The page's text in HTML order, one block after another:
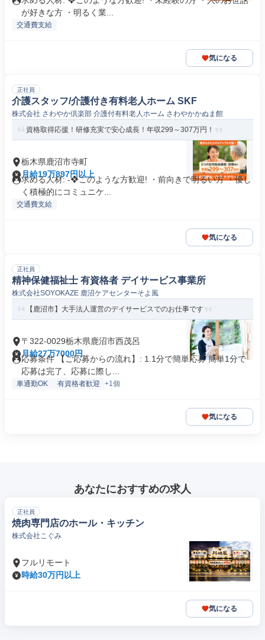
が好きな方 ・明るく業...
交通費支給
気になる
正社員
介護スタッフ/介護付き有料老人ホーム SKF
株式会社 さわやか倶楽部 介護付有料老人ホーム さわやかかぬま館
資格取得応援！研修充実で安心成長！年収299～307万円！
栃木県鹿沼市寺町
月給19万897円以上
求める人材: -❖このような方歓迎! ・前向きで明るい方 ・優し
く積極的にコミュニケ...
交通費支給
気になる
正社員
精神保健福祉士 有資格者 デイサービス事業所
株式会社SOYOKAZE 鹿沼ケアセンターそよ風
【鹿沼市】大手法人運営のデイサービスでのお仕事です
〒322-0029栃木県鹿沼市西茂呂
月給27万7000円
応募条件 【ご応募からの流れ】: 1.1分で簡単応募 簡単1分で
応募は完了、応募に際し...
車通勤OK 有資格者歓迎 +1個
気になる
あなたにおすすめの求人
正社員
焼肉専門店のホール・キッチン
株式会社こぐみ
フルリモート
時給30万円以上
気になる